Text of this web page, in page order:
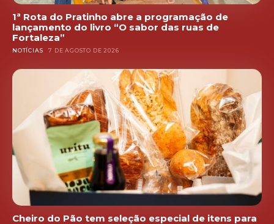
1ª Rota do Pratinho abre a programação de
lançamento do livro “O sabor das ruas de
Fortaleza”
NOTÍCIAS 7 DE AGOSTO DE 2026
Cheiro do Pão tem seleção especial de itens para